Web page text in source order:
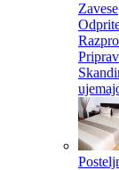
Zavese